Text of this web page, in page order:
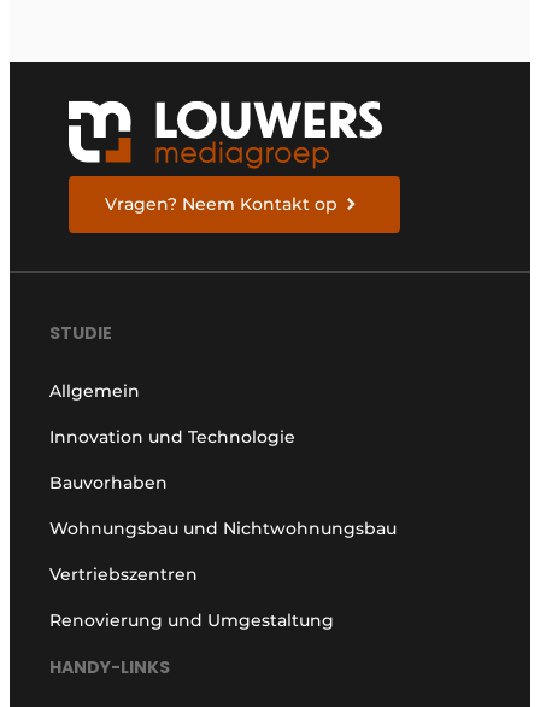
Vragen? Neem Kontakt op
STUDIE
Allgemein
Innovation und Technologie
Bauvorhaben
Wohnungsbau und Nichtwohnungsbau
Vertriebszentren
Renovierung und Umgestaltung
HANDY-LINKS